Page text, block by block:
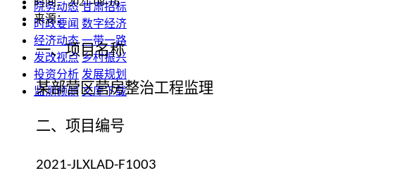
院务动态 甘肃招标
时政要闻 数字经济
经济动态 一带一路
发改视点 乡村振兴
投资分析 发展规划
监测预测 文库下载
来源：
一、项目名称
某部营区营房整治工程监理
二、 项目编号
2021-JLXLAD-F1003